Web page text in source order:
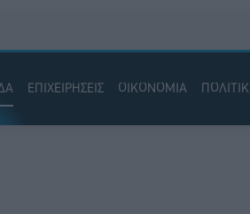
ΕΠΙΧΕΙΡΗΣΕΙΣ ΟΙΚΟΝΟΜΙΑ